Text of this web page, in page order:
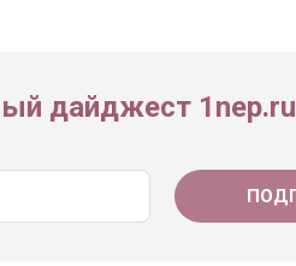
дайджест 1nep.ru